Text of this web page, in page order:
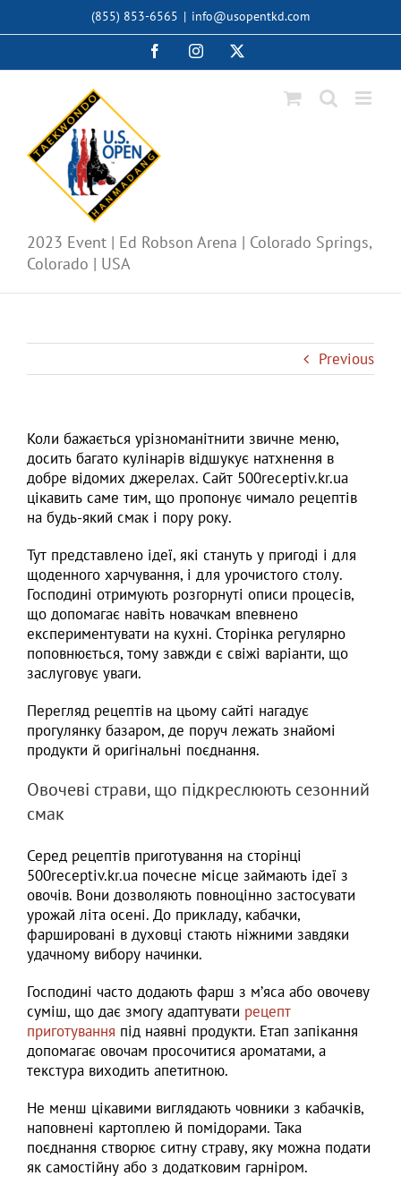
(855) 853-6565 | info@usopentkd.com
FacebookInstagram
2023 Event | Ed Robson Arena | Colorado Springs,
Colorado | USA
Previous
Коли бажається урізноманітнити звичне меню,
досить багато кулінарів відшукує натхнення в
добре відомих джерелах. Сайт 500receptiv.kr.ua
цікавить саме тим, що пропонує чимало рецептів
на будь-який смак і пору року.
Тут представлено ідеї, які стануть у пригоді і для
щоденного харчування, і для урочистого столу.
Господині отримують розгорнуті описи процесів,
що допомагає навіть новачкам впевнено
експериментувати на кухні. Сторінка регулярно
поповнюється, тому завжди є свіжі варіанти, що
заслуговує уваги.
Перегляд рецептів на цьому сайті нагадує
прогулянку базаром, де поруч лежать знайомі
продукти й оригінальні поєднання.
Овочеві страви, що підкреслюють сезонний
смак
Серед рецептів приготування на сторінці
500receptiv.kr.ua почесне місце займають ідеї з
овочів. Вони дозволяють повноцінно застосувати
урожай літа осені. До прикладу, кабачки,
фаршировані в духовці стають ніжними завдяки
удачному вибору начинки.
Господині часто додають фарш з м’яса або овочеву
суміш, що дає змогу адаптувати рецепт
приготування під наявні продукти. Етап запікання
допомагає овочам просочитися ароматами, а
текстура виходить апетитною.
Не менш цікавими виглядають човники з кабачків,
наповнені картоплею й помідорами. Така
поєднання створює ситну страву, яку можна подати
як самостійну або з додатковим гарніром.